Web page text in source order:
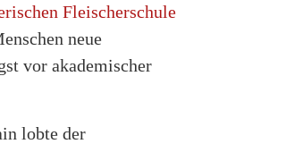
Fleischerschule
neue
vor akademischer
lobte der